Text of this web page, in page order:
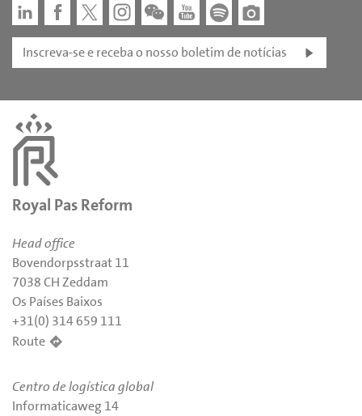
Inscreva-se e receba o nosso boletim de notícias
Royal Pas Reform
Head office
Bovendorpsstraat 11
7038 CH Zeddam
Os Países Baixos
+31(0) 314 659 111
Route
Centro de logística global
Informaticaweg 14